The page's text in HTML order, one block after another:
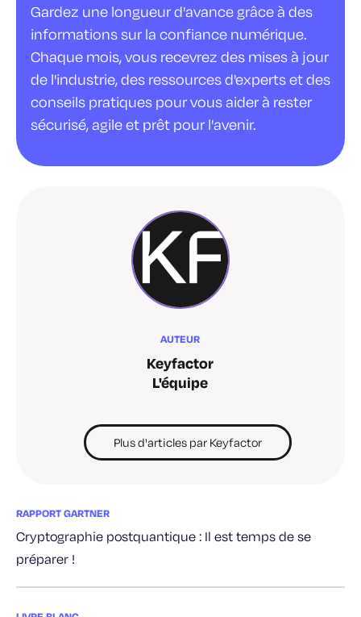
Gardez une longueur d'avance grâce à des
informations sur la confiance numérique.
Chaque mois, vous recevrez des mises à jour
de l'industrie, des ressources d'experts et des
conseils pratiques pour vous aider à rester
sécurisé, agile et prêt pour l'avenir.
AUTEUR
Keyfactor
L'équipe
Plus d'articles par Keyfactor
RAPPORT GARTNER
Cryptographie postquantique : Il est temps de se
préparer !